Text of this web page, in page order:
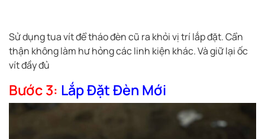
Sử dụng tua vít để tháo đèn cũ ra khỏi vị trí lắp đặt. Cẩn
thận không làm hư hỏng các linh kiện khác. Và giữ lại ốc
vít đầy đủ
Bước 3: Lắp Đặt Đèn Mới